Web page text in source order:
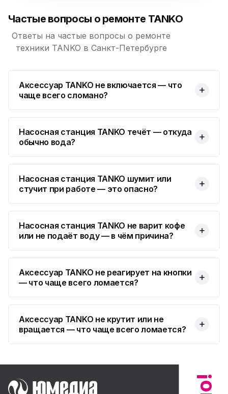
Частые вопросы о ремонте TANKO
Ответы на частые вопросы о ремонте
техники TANKO в Санкт-Петербурге
Аксессуар TANKO не включается — что
чаще всего сломано?
Насосная станция TANKO течёт — откуда
обычно вода?
Насосная станция TANKO шумит или
стучит при работе — это опасно?
Насосная станция TANKO не варит кофе
или не подаёт воду — в чём причина?
Аксессуар TANKO не реагирует на кнопки
— что чаще всего ломается?
Аксессуар TANKO не крутит или не
вращается — что чаще всего ломается?